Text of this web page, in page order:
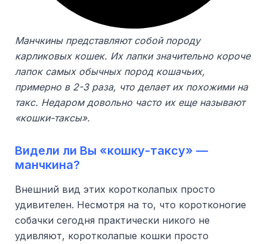
Манчкины представляют собой породу
карликовых кошек. Их лапки значительно короче
лапок самых обычных пород кошачьих,
примерно в 2-3 раза, что делает их похожими на
такс. Недаром довольно часто их еще называют
«кошки-таксы».
Видели ли Вы «кошку-таксу» —
манчкина?
Внешний вид этих коротколапых просто
удивителен. Несмотря на то, что коротконогие
собачки сегодня практически никого не
удивляют, коротколапые кошки просто